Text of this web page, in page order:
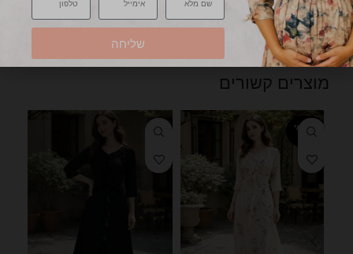
קטגוריות: חדש מוצרים נבחרים שמלות הנקה
שמלות הריון
שיתוף
מוצרים קשורים
המלאי
אזל
שליחה